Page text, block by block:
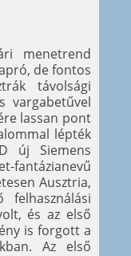
menetrend
de fontos
távolsági
vargabetűvel
lassan pont
lépték
új Siemens
Ausztria,
és az első
is forgott a
Az első